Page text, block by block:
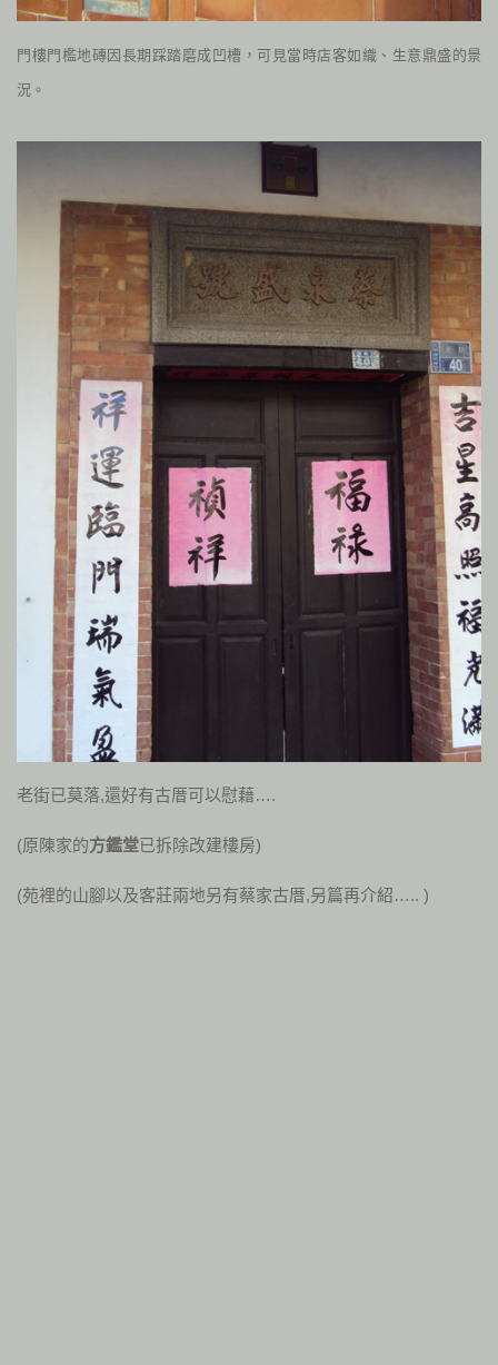
門樓門檻地磚因長期踩踏磨成凹槽，可見當時店客如織、生意鼎盛的景
況。
老街已莫落,還好有古厝可以慰藉….
(原陳家的方鑑堂已拆除改建樓房)
(苑裡的山腳以及客莊兩地另有蔡家古厝,另篇再介紹….. )